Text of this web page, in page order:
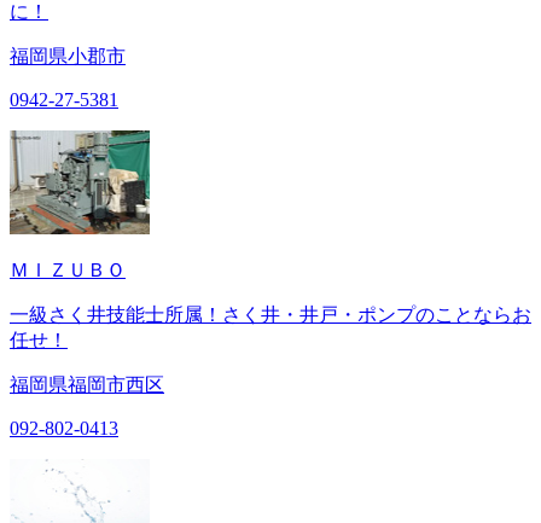
に！
福岡県小郡市
0942-27-5381
ＭＩＺＵＢＯ
一級さく井技能士所属！さく井・井戸・ポンプのことならお
任せ！
福岡県福岡市西区
092-802-0413